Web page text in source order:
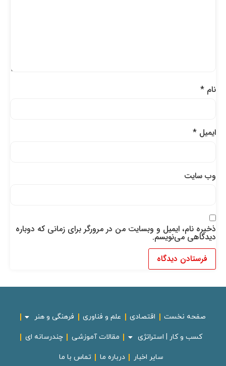
نام *
ایمیل *
وب‌ سایت
ذخیره نام، ایمیل و وبسایت من در مرورگر برای زمانی که دوباره
دیدگاهی می‌نویسم.
صفحه نخست اقتصادی علم و فناوری فرهنگی و هنر
کسب و کار | استراتژی مقالات آموزشی چندرسانه ای
سایر اخبار درباره ما تماس با ما